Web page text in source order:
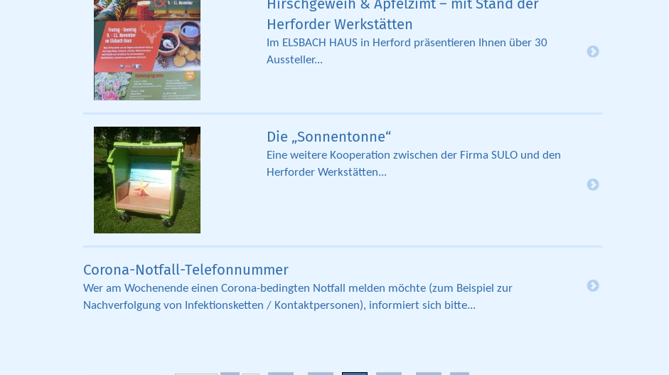
Hirschgeweih & Apfelzimt – mit Stand der
Herforder Werkstätten
Im ELSBACH HAUS in Herford präsentieren Ihnen über 30
Aussteller...
Die „Sonnentonne“
Eine weitere Kooperation zwischen der Firma SULO und den
Herforder Werkstätten...
Corona-Notfall-Telefonnummer
Wer am Wochenende einen Corona-bedingten Notfall melden möchte (zum Beispiel zur
Nachverfolgung von Infektionsketten / Kontaktpersonen), informiert sich bitte...